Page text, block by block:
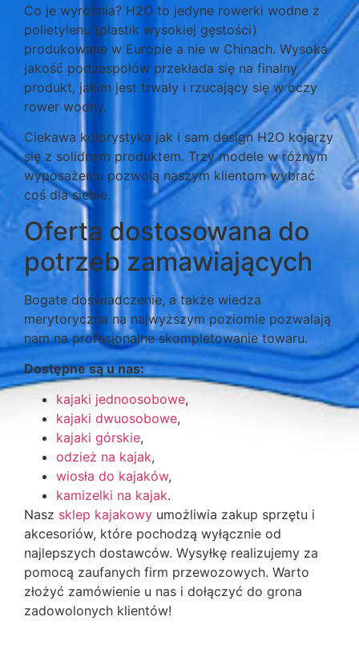
Co je wyróżnia? H2O to jedyne rowerki wodne z
polietylenu (plastik wysokiej gęstości)
produkowane w Europie a nie w Chinach. Wysoka
jakość podzespołów przekłada się na finalny
produkt, jakim jest trwały i rzucający się w oczy
rower wodny.
Ciekawa kolorystyka jak i sam design H2O kojarzy
się z solidnym produktem. Trzy modele w różnym
wyposażeniu pozwolą naszym klientom wybrać
coś dla siebie.
Oferta dostosowana do
potrzeb zamawiających
Bogate doświadczenie, a także wiedza
merytoryczna na najwyższym poziomie pozwalają
nam na profesjonalne skompletowanie towaru.
Dostępne są u nas:
kajaki jednoosobowe,
kajaki dwuosobowe,
kajaki górskie,
odzież na kajak,
wiosła do kajaków,
kamizelki na kajak.
Nasz sklep kajakowy umożliwia zakup sprzętu i
akcesoriów, które pochodzą wyłącznie od
najlepszych dostawców. Wysyłkę realizujemy za
pomocą zaufanych firm przewozowych. Warto
złożyć zamówienie u nas i dołączyć do grona
zadowolonych klientów!